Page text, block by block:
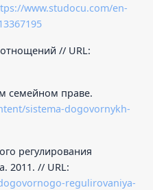
www.studocu.com/en-
// URL:
семейном праве.
sistema-dogovornykh-
регулирования
2011. // URL:
regulirovaniya-